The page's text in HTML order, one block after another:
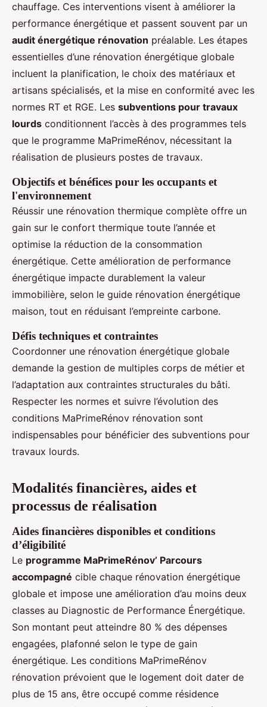
chauffage. Ces interventions visent à améliorer la
performance énergétique et passent souvent par un
audit énergétique rénovation préalable. Les étapes
essentielles d’une rénovation énergétique globale
incluent la planification, le choix des matériaux et
artisans spécialisés, et la mise en conformité avec les
normes RT et RGE. Les subventions pour travaux
lourds conditionnent l’accès à des programmes tels
que le programme MaPrimeRénov, nécessitant la
réalisation de plusieurs postes de travaux.
Objectifs et bénéfices pour les occupants et
l'environnement
Réussir une rénovation thermique complète offre un
gain sur le confort thermique toute l’année et
optimise la réduction de la consommation
énergétique. Cette amélioration de performance
énergétique impacte durablement la valeur
immobilière, selon le guide rénovation énergétique
maison, tout en réduisant l’empreinte carbone.
Défis techniques et contraintes
Coordonner une rénovation énergétique globale
demande la gestion de multiples corps de métier et
l’adaptation aux contraintes structurales du bâti.
Respecter les normes et suivre l’évolution des
conditions MaPrimeRénov rénovation sont
indispensables pour bénéficier des subventions pour
travaux lourds.
Modalités financières, aides et
processus de réalisation
Aides financières disponibles et conditions
d’éligibilité
Le programme MaPrimeRénov’ Parcours
accompagné cible chaque rénovation énergétique
globale et impose une amélioration d’au moins deux
classes au Diagnostic de Performance Énergétique.
Son montant peut atteindre 80 % des dépenses
engagées, plafonné selon le type de gain
énergétique. Les conditions MaPrimeRénov
rénovation prévoient que le logement doit dater de
plus de 15 ans, être occupé comme résidence